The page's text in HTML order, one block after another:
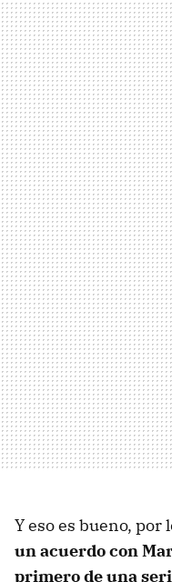
Y eso es bueno, por
un acuerdo con
primero de una